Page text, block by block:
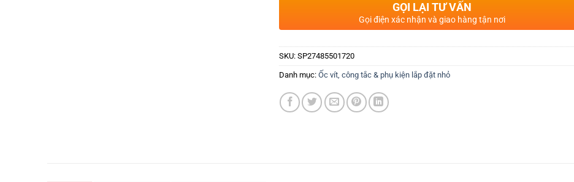
GỌI LẠI TƯ VẤN
Gọi điện xác nhận và giao hàng tận nơi
SKU: SP27485501720
Danh mục: Ốc vít, công tắc & phụ kiện lắp đặt nhỏ